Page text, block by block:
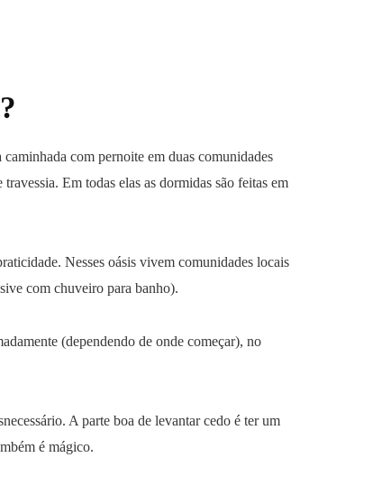
caminhada com pernoite em duas comunidades
Em todas elas as dormidas são feitas em
Nesses oásis vivem comunidades locais
com chuveiro para banho).
(dependendo de onde começar), no
A parte boa de levantar cedo é ter um
é mágico.